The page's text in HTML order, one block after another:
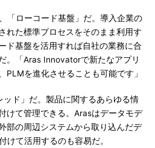
「ローコード基盤」だ。導入企業の
れた標準プロセスをそのまま利用す
ド基盤を活用すれば自社の業務に合
。「Aras Innovatorで新たなアプリ
PLMを進化させることも可能です」
ド」だ。製品に関するあらゆる情
けて管理できる。Arasはデータモデ
部の周辺システムから取り込んだデ
けて活用するのも容易だ。